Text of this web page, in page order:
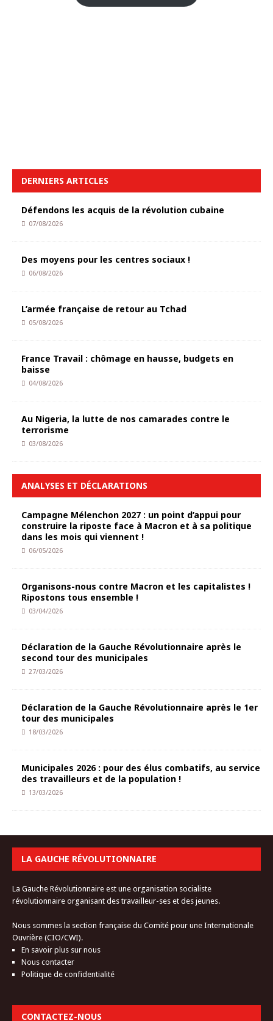
DERNIERS ARTICLES
Défendons les acquis de la révolution cubaine
07/08/2026
Des moyens pour les centres sociaux !
06/08/2026
L’armée française de retour au Tchad
05/08/2026
France Travail : chômage en hausse, budgets en
baisse
04/08/2026
Au Nigeria, la lutte de nos camarades contre le
terrorisme
03/08/2026
ANALYSES ET DÉCLARATIONS
Campagne Mélenchon 2027 : un point d’appui pour
construire la riposte face à Macron et à sa politique
dans les mois qui viennent !
06/05/2026
Organisons-nous contre Macron et les capitalistes !
Ripostons tous ensemble !
03/04/2026
Déclaration de la Gauche Révolutionnaire après le
second tour des municipales
27/03/2026
Déclaration de la Gauche Révolutionnaire après le 1er
tour des municipales
18/03/2026
Municipales 2026 : pour des élus combatifs, au service
des travailleurs et de la population !
13/03/2026
LA GAUCHE RÉVOLUTIONNAIRE
La Gauche Révolutionnaire est une organisation socialiste
révolutionnaire organisant des travailleur-ses et des jeunes.
Nous sommes la section française du Comité pour une Internationale
Ouvrière (CIO/CWI).
En savoir plus sur nous
Nous contacter
Politique de confidentialité
CONTACTEZ-NOUS